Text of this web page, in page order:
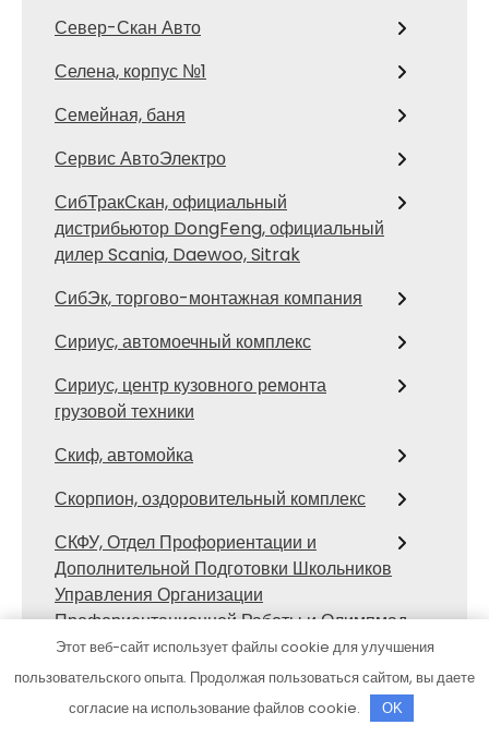
Север-Скан Авто
Селена, корпус №1
Семейная, баня
Сервис АвтоЭлектро
СибТракСкан, официальный
дистрибьютор DongFeng, официальный
дилер Scania, Daewoo, Sitrak
СибЭк, торгово-монтажная компания
Сириус, автомоечный комплекс
Сириус, центр кузовного ремонта
грузовой техники
Скиф, автомойка
Скорпион, оздоровительный комплекс
СКФУ, Отдел Профориентации и
Дополнительной Подготовки Школьников
Управления Организации
Профориентационной Работы и Олимпмад
Служба эвакуации автомобилей
Этот веб-сайт использует файлы cookie для улучшения
пользовательского опыта. Продолжая пользоваться сайтом, вы даете
согласие на использование файлов cookie.
OK